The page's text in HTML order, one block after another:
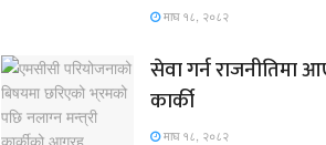
माघ १८, २०८२
सेवा गर्न राजनीतिमा
कार्की
माघ १८, २०८२